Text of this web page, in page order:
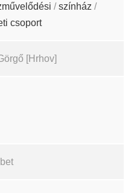
/színház /
csoport
[Hrhov]